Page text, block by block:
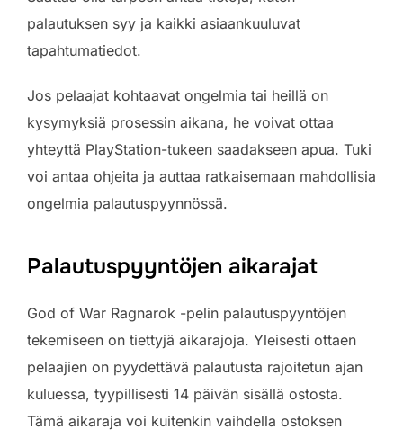
palautuksen syy ja kaikki asiaankuuluvat
tapahtumatiedot.
Jos pelaajat kohtaavat ongelmia tai heillä on
kysymyksiä prosessin aikana, he voivat ottaa
yhteyttä PlayStation-tukeen saadakseen apua. Tuki
voi antaa ohjeita ja auttaa ratkaisemaan mahdollisia
ongelmia palautuspyynnössä.
Palautuspyyntöjen aikarajat
God of War Ragnarok -pelin palautuspyyntöjen
tekemiseen on tiettyjä aikarajoja. Yleisesti ottaen
pelaajien on pyydettävä palautusta rajoitetun ajan
kuluessa, tyypillisesti 14 päivän sisällä ostosta.
Tämä aikaraja voi kuitenkin vaihdella ostoksen